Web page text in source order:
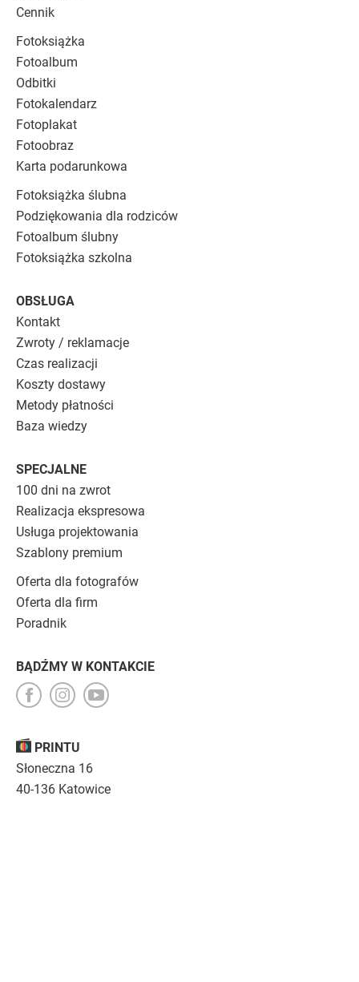
PRINTU
Słoneczna 16
40-136 Katowice
Cennik
Fotoksiążka
Fotoalbum
Odbitki
Fotokalendarz
Fotoplakat
Fotoobraz
Karta podarunkowa
Fotoksiążka ślubna
Podziękowania dla rodziców
Fotoalbum ślubny
Fotoksiążka szkolna
OBSŁUGA
Kontakt
Zwroty / reklamacje
Czas realizacji
Koszty dostawy
Metody płatności
Baza wiedzy
SPECJALNE
100 dni na zwrot
Realizacja ekspresowa
Usługa projektowania
Szablony premium
Oferta dla fotografów
Oferta dla firm
Poradnik
BĄDŹMY W KONTAKCIE